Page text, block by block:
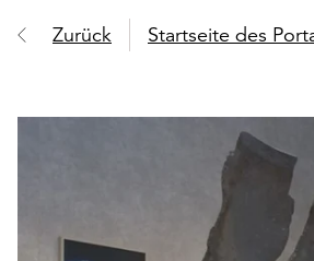
Zurück Startseite des